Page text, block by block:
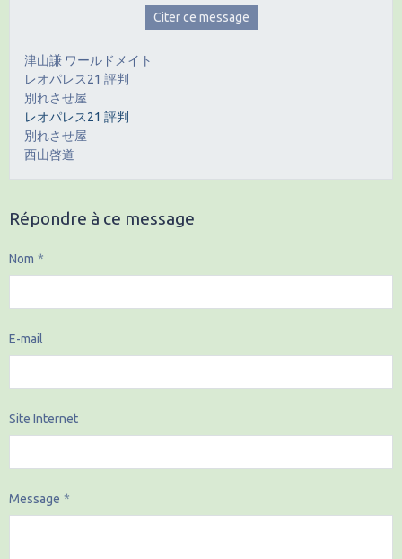
Citer ce message
津山謙 ワールドメイト
レオパレス21 評判
別れさせ屋
レオパレス21 評判
別れさせ屋
西山啓道
Répondre à ce message
Nom
E-mail
Site Internet
Message